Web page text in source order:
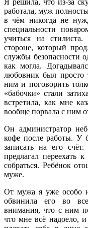
работала, муж
в чём никогда не
специальности
учиться на
стороне, который
службы безопасности
как могла.
любовник был просто
ним и поговорить
«бабочки» стали
встретила, как мне
вообще порвала с ним
Он администратор
кофе после работы. У
записать на его
предлагал переехать
собраться. Ребёнок
муже.
От мужа я уже особо
обвинила его во
внимания, что с ним
что мне всё надоело,